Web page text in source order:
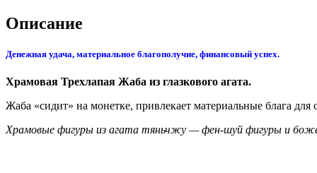
Описание
Денежная удача, материальное благополучие, финансовый успех.
Храмовая Трехлапая Жаба из глазкового агата.
Жаба «сидит» на монетке, привлекает материальные блага для
Храмовые фигуры из агата тяньчжу — фен-шуй фигуры и